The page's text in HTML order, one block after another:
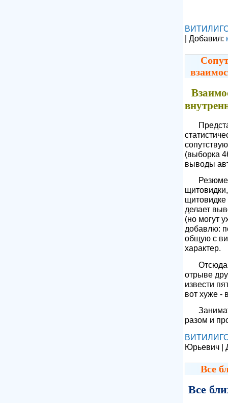
| Добавил:
(выборка
выводы
делает
(но могут
добавлю:
общую с
характер.
Отсюда
отрыве
извести
вот хуже -
разом и
Юрьевич |
Все
Все